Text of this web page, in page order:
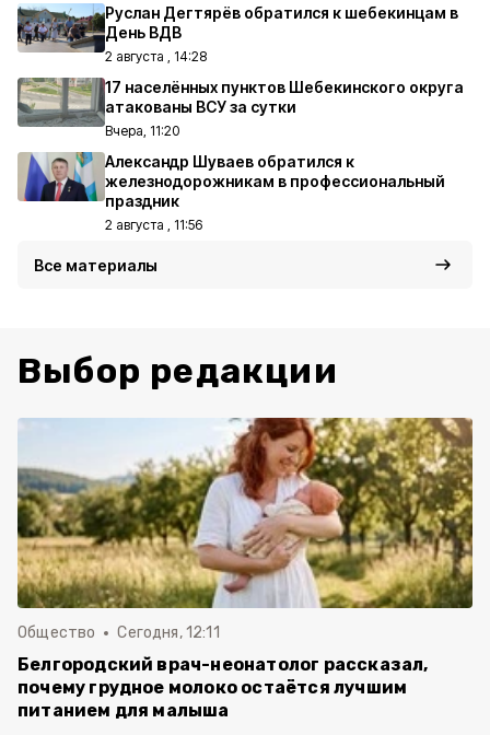
Руслан Дегтярёв обратился к шебекинцам в
День ВДВ
2 августа , 14:28
17 населённых пунктов Шебекинского округа
атакованы ВСУ за сутки
Вчера, 11:20
Александр Шуваев обратился к
железнодорожникам в профессиональный
праздник
2 августа , 11:56
Все материалы
Выбор редакции
Общество Сегодня, 12:11
Белгородский врач-неонатолог рассказал,
почему грудное молоко остаётся лучшим
питанием для малыша